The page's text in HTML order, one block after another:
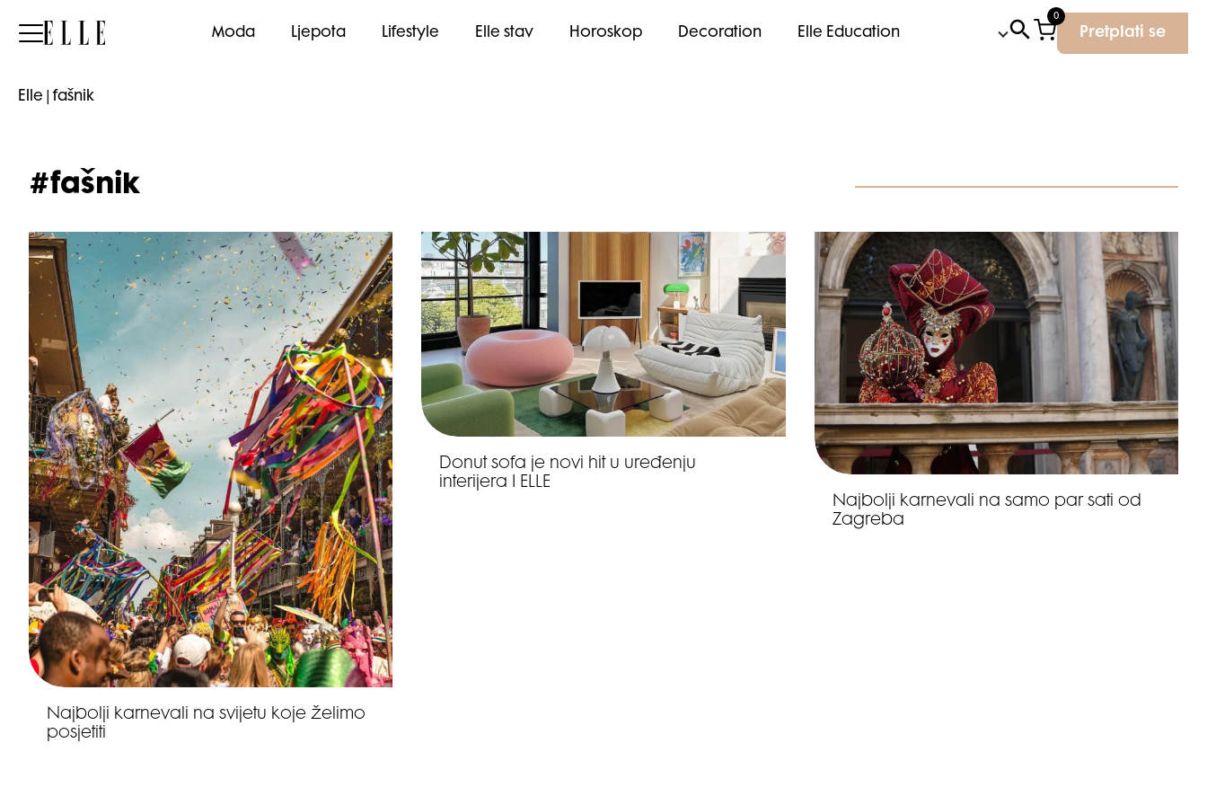
Elle Moda Ljepota Lifestyle Elle stav Horoskop Decoration Elle Education
0
Pretplati se
Elle |fašnik
#fašnik
Najbolji karnevali na svijetu koje želimo
posjetiti
Donut sofa je novi hit u uređenju
interijera I ELLE
Najbolji karnevali na samo par sati od
Zagreba